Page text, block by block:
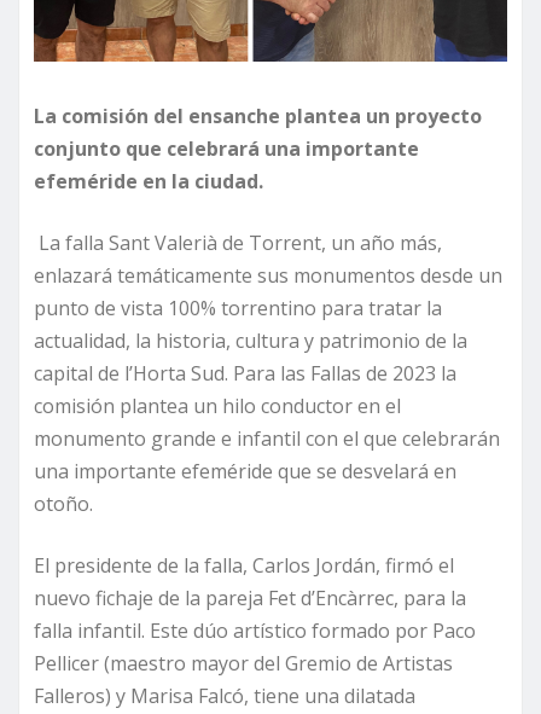
La comisión del ensanche plantea un proyecto
conjunto que celebrará una importante
efeméride en la ciudad.
La falla Sant Valerià de Torrent, un año más,
enlazará temáticamente sus monumentos desde un
punto de vista 100% torrentino para tratar la
actualidad, la historia, cultura y patrimonio de la
capital de l’Horta Sud. Para las Fallas de 2023 la
comisión plantea un hilo conductor en el
monumento grande e infantil con el que celebrarán
una importante efeméride que se desvelará en
otoño.
El presidente de la falla, Carlos Jordán, firmó el
nuevo fichaje de la pareja Fet d’Encàrrec, para la
falla infantil. Este dúo artístico formado por Paco
Pellicer (maestro mayor del Gremio de Artistas
Falleros) y Marisa Falcó, tiene una dilatada